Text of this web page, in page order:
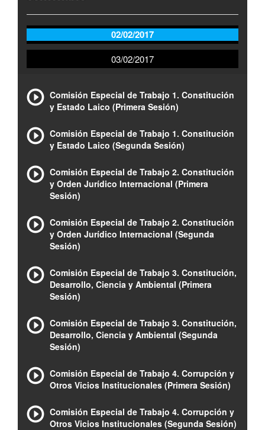
02/02/2017
03/02/2017
Comisión Especial de Trabajo 1. Constitución
y Estado Laico (Primera Sesión)
Comisión Especial de Trabajo 1. Constitución
y Estado Laico (Segunda Sesión)
Comisión Especial de Trabajo 2. Constitución
y Orden Jurídico Internacional (Primera
Sesión)
Comisión Especial de Trabajo 2. Constitución
y Orden Jurídico Internacional (Segunda
Sesión)
Comisión Especial de Trabajo 3. Constitución,
Desarrollo, Ciencia y Ambiental (Primera
Sesión)
Comisión Especial de Trabajo 3. Constitución,
Desarrollo, Ciencia y Ambiental (Segunda
Sesión)
Comisión Especial de Trabajo 4. Corrupción y
Otros Vicios Institucionales (Primera Sesión)
Comisión Especial de Trabajo 4. Corrupción y
Otros Vicios Institucionales (Segunda Sesión)